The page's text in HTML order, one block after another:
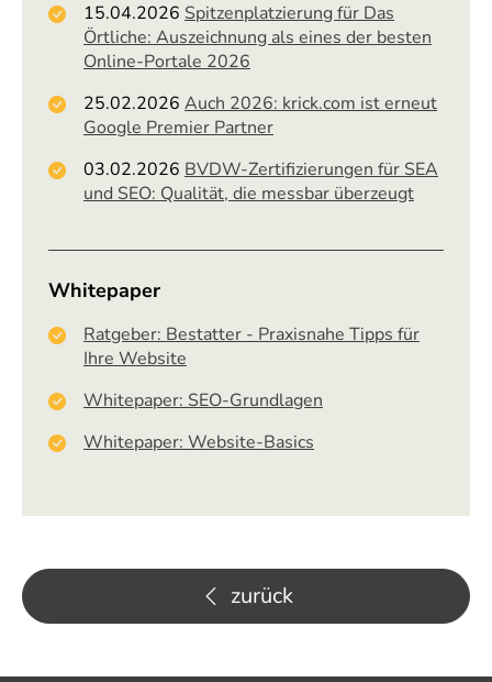
15.04.2026 Spitzenplatzierung für Das
Örtliche: Auszeichnung als eines der besten
Online-Portale 2026
25.02.2026 Auch 2026: krick.com ist erneut
Google Premier Partner
03.02.2026 BVDW-Zertifizierungen für SEA
und SEO: Qualität, die messbar überzeugt
Whitepaper
Ratgeber: Bestatter - Praxisnahe Tipps für
Ihre Website
Whitepaper: SEO-Grundlagen
Whitepaper: Website-Basics
zurück